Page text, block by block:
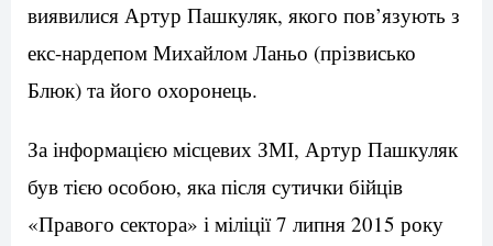
виявилися Артур Пашкуляк, якого пов’язують з
екс-нардепом Михайлом Ланьо (прізвисько
Блюк) та його охоронець.
За інформацією місцевих ЗМІ, Артур Пашкуляк
був тією особою, яка після сутички бійців
«Правого сектора» і міліції 7 липня 2015 року